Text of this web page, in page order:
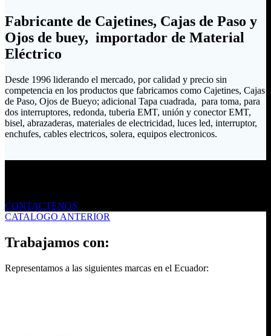
Fabricante de Cajetines, Cajas de Paso y
Ojos de buey, importador de Material
Eléctrico
Desde 1996 liderando el mercado, por calidad y precio sin
competencia en los productos que fabricamos como Cajetines, Cajas
de Paso, Ojos de Bueyo; adicional Tapa cuadrada, para toma, para
dos interruptores, redonda, tuberia EMT, unión y conector EMT,
bisel, abrazaderas, materiales de electricidad, luces led, interruptor,
enchufes, cables electricos, solera, equipos electronicos.
CONTACTENOS
CATALOGO ANTERIOR
Trabajamos con:
Representamos a las siguientes marcas en el Ecuador: